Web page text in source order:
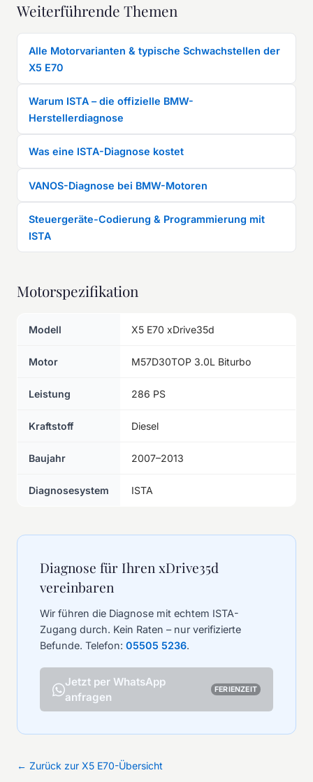
Weiterführende Themen
Alle Motorvarianten & typische Schwachstellen der
X5 E70
Warum ISTA – die offizielle BMW-
Herstellerdiagnose
Was eine ISTA-Diagnose kostet
VANOS-Diagnose bei BMW-Motoren
Steuergeräte-Codierung & Programmierung mit
ISTA
Motorspezifikation
Modell X5 E70 xDrive35d
Motor M57D30TOP 3.0L Biturbo
Leistung 286 PS
Kraftstoff Diesel
Baujahr 2007–2013
Diagnosesystem ISTA
Diagnose für Ihren xDrive35d
vereinbaren
Wir führen die Diagnose mit echtem ISTA-
Zugang durch. Kein Raten – nur verifizierte
Befunde. Telefon: 05505 5236.
Jetzt per WhatsApp
anfragen
FERIENZEIT
← Zurück zur X5 E70-Übersicht